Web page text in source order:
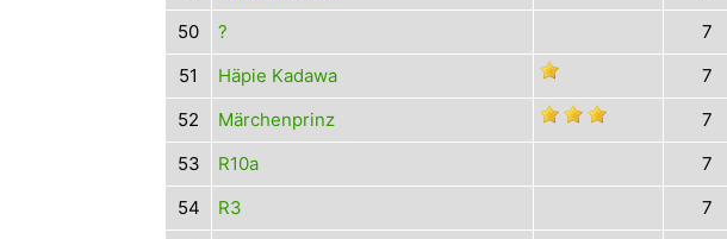
50
? 7
51
Häpie Kadawa 7
52
Märchenprinz 7
53
R10a 7
54
R3 7